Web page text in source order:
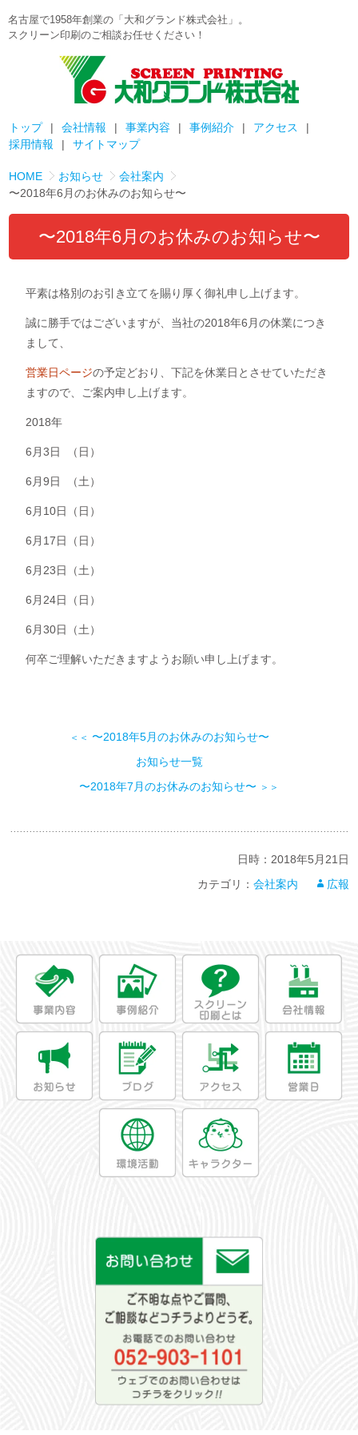
名古屋で1958年創業の「大和グランド株式会社」。
スクリーン印刷のご相談お任せください！
トップ 会社情報 事業内容 事例紹介
アクセス
採用情報
サイトマップ
HOME お知らせ
会社案内
〜2018年6月のお休みのお知らせ〜
〜2018年6月のお休みのお知らせ〜
平素は格別のお引き立てを賜り厚く御礼申し上げます。
誠に勝手ではございますが、当社の2018年6月の休業につき
まして、
営業日ページの予定どおり、下記を休業日とさせていただき
ますので、ご案内申し上げます。
2018年
6月3日  （日）
6月9日  （土）
6月10日（日）
6月17日（日）
6月23日（土）
6月24日（日）
6月30日（土）
何卒ご理解いただきますようお願い申し上げます。
＜＜ 〜2018年5月のお休みのお知らせ〜
お知らせ一覧
〜2018年7月のお休みのお知らせ〜 ＞＞
日時： 2018年5月21日
カテゴリ： 会社案内 広報